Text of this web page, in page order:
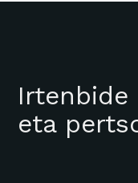
Irtenbide
eta